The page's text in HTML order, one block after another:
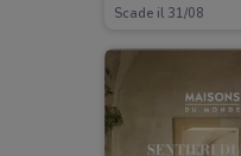
Scade il 31/08